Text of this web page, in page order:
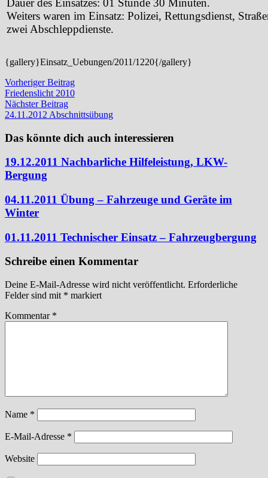
Dauer des Einsatzes: 01 Stunde 30 Minuten.
Weiters waren im Einsatz: Polizei, Rettungsdienst,
zwei Abschleppdienste.
{gallery}Einsatz_Uebungen/2011/1220{/gallery}
Beitragsnavigation
Vorheriger BeitragVorheriger
Beitrag:
Friedenslicht 2010
Nächster BeitragNächster
Beitrag:
24.11.2012 Abschnittsübung
Das könnte dich auch interessieren
19.12.2011 Nachbarliche Hilfeleistung, LKW-
Bergung
04.11.2011 Übung – Fahrzeuge und Geräte im
Winter
01.11.2011 Technischer Einsatz – Fahrzeugbergung
Schreibe einen Kommentar
Deine E-Mail-Adresse wird nicht veröffentlicht. Erforderliche
Felder sind mit * markiert
Kommentar *
Name *
E-Mail-Adresse *
Website